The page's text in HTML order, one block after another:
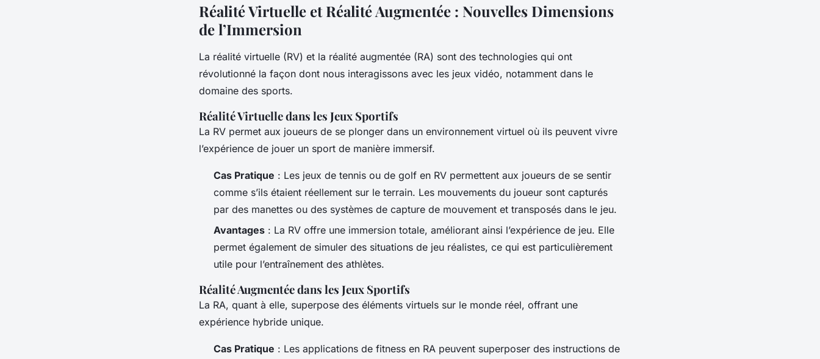
Réalité Virtuelle et Réalité Augmentée : Nouvelles Dimensions
de l’Immersion
La réalité virtuelle (RV) et la réalité augmentée (RA) sont des technologies qui ont
révolutionné la façon dont nous interagissons avec les jeux vidéo, notamment dans le
domaine des sports.
Réalité Virtuelle dans les Jeux Sportifs
La RV permet aux joueurs de se plonger dans un environnement virtuel où ils peuvent vivre
l’expérience de jouer un sport de manière immersif.
Cas Pratique : Les jeux de tennis ou de golf en RV permettent aux joueurs de se sentir
comme s’ils étaient réellement sur le terrain. Les mouvements du joueur sont capturés
par des manettes ou des systèmes de capture de mouvement et transposés dans le jeu.
Avantages : La RV offre une immersion totale, améliorant ainsi l’expérience de jeu. Elle
permet également de simuler des situations de jeu réalistes, ce qui est particulièrement
utile pour l’entraînement des athlètes.
Réalité Augmentée dans les Jeux Sportifs
La RA, quant à elle, superpose des éléments virtuels sur le monde réel, offrant une
expérience hybride unique.
Cas Pratique : Les applications de fitness en RA peuvent superposer des instructions de